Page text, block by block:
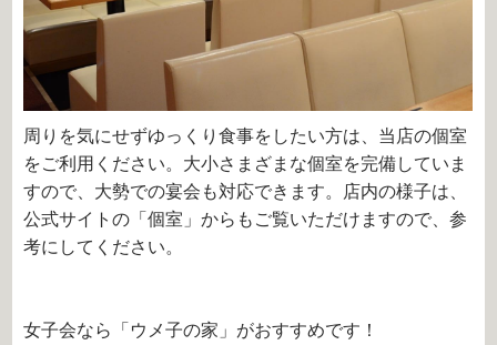
周りを気にせずゆっくり食事をしたい方は、当店の個室
をご利用ください。大小さまざまな個室を完備していま
すので、大勢での宴会も対応できます。店内の様子は、
公式サイトの「個室」からもご覧いただけますので、参
考にしてください。
女子会なら「ウメ子の家」がおすすめです！